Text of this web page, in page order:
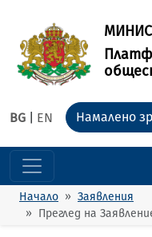
BG EN Намалено
Начало
Заявления
Преглед на